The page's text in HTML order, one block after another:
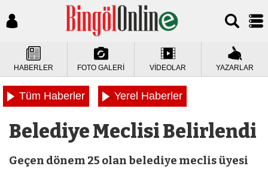
HABERLER FOTO GALERİ VİDEOLAR YAZARLAR
Tüm Haberler Yerel Haberler
Belediye Meclisi Belirlendi
Geçen dönem 25 olan belediye meclis üyesi